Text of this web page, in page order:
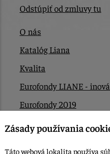
Odstúpiť od zmluvy tu
O nás
Katalóg Liana
Kvalita
Eurofondy LIANE -
Eurofondy 2019
Eurofondy 2022/2023
Zásady používania
Táto webová lokalita používa